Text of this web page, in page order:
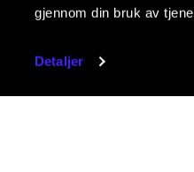
gjennom din bruk av
Detaljer